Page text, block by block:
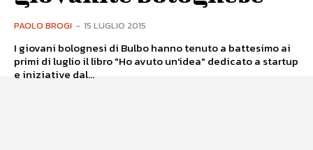
PAOLO BROGI - 15 LUGLIO 2015
I giovani bolognesi di Bulbo hanno tenuto a battesimo ai
primi di luglio il libro "Ho avuto un'idea" dedicato a startup
e iniziative dal...